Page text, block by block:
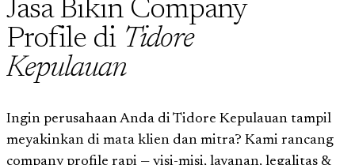
Jasa Bikin Company
Profile di Tidore
Kepulauan
Ingin perusahaan Anda di Tidore Kepulauan tampil
meyakinkan di mata klien dan mitra? Kami rancang
company profile rapi — visi-misi, layanan, legalitas &